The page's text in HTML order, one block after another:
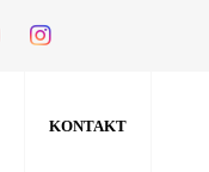
KONTAKT